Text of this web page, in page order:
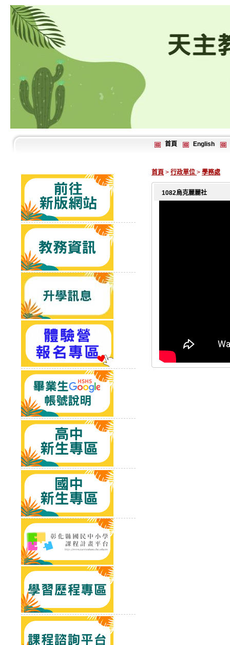
首頁 English
首頁 > 行政單位 > 學務處
1082烏克麗麗社